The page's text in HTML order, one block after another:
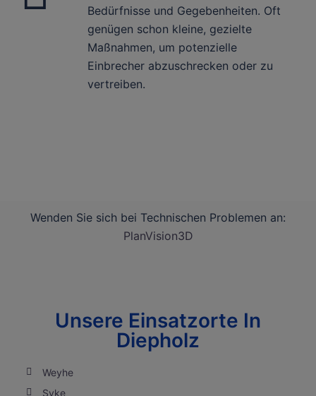
Bedürfnisse und Gegebenheiten. Oft
genügen schon kleine, gezielte
Maßnahmen, um potenzielle
Einbrecher abzuschrecken oder zu
vertreiben.
Wenden Sie sich bei Technischen Problemen an:
PlanVision3D
Unsere Einsatzorte In
Diepholz
Weyhe
Syke